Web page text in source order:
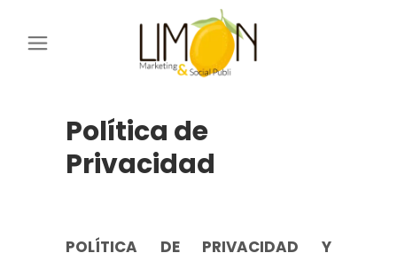
Política de
Privacidad
POLÍTICA DE PRIVACIDAD Y